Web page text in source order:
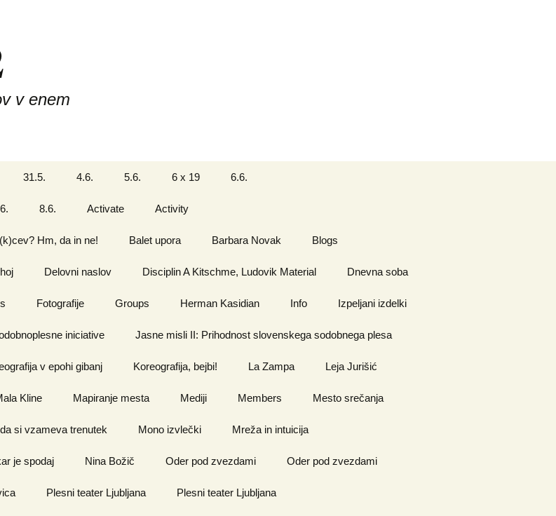
v enem
31.5. 4.6. 5.6. 6 x 19 6.6.
8.6. Activate Activity
Hm, da in ne! Balet upora Barbara Novak Blogs
Delovni naslov Disciplin A Kitschme, Ludovik Material Dnevna soba
Fotografije Groups Herman Kasidian Info Izpeljani izdelki
iniciative Jasne misli II: Prihodnost slovenskega sodobnega plesa
v epohi gibanj Koreografija, bejbi! La Zampa Leja Jurišić
Kline Mapiranje mesta Mediji Members Mesto srečanja
si vzameva trenutek Mono izvlečki Mreža in intuicija
je spodaj Nina Božič Oder pod zvezdami Oder pod zvezdami
Plesni teater Ljubljana Plesni teater Ljubljana